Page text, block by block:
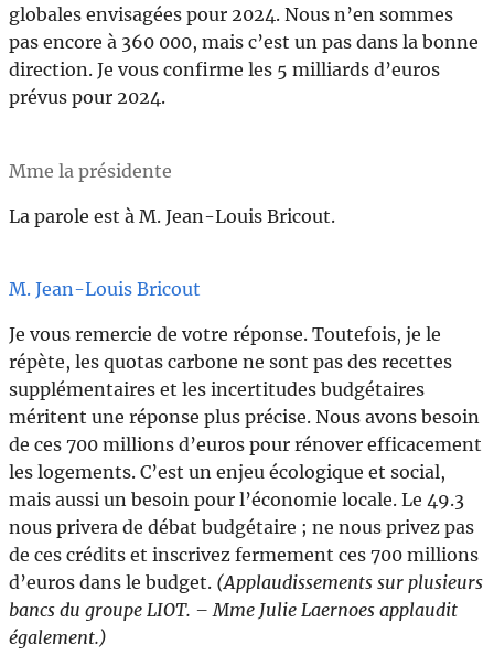
globales envisagées pour 2024. Nous n’en sommes
pas encore à 360 000, mais c’est un pas dans la bonne
direction. Je vous confirme les 5 milliards d’euros
prévus pour 2024.
Mme la présidente
La parole est à M. Jean-Louis Bricout.
M. Jean-Louis Bricout
Je vous remercie de votre réponse. Toutefois, je le
répète, les quotas carbone ne sont pas des recettes
supplémentaires et les incertitudes budgétaires
méritent une réponse plus précise. Nous avons besoin
de ces 700 millions d’euros pour rénover efficacement
les logements. C’est un enjeu écologique et social,
mais aussi un besoin pour l’économie locale. Le 49.3
nous privera de débat budgétaire ; ne nous privez pas
de ces crédits et inscrivez fermement ces 700 millions
d’euros dans le budget. (Applaudissements sur plusieurs
bancs du groupe LIOT. – Mme Julie Laernoes applaudit
également.)